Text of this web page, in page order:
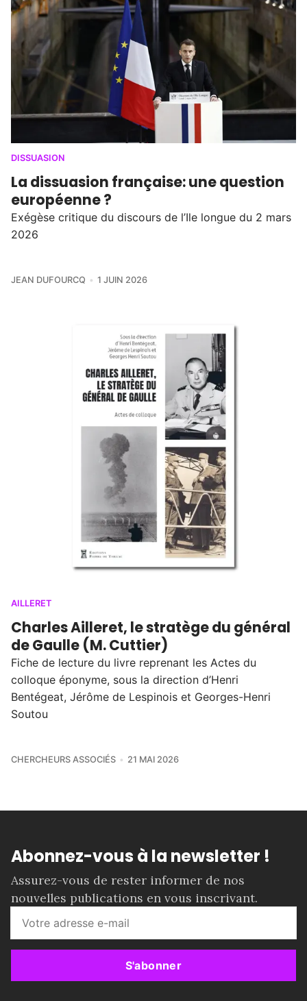
DISSUASION
La dissuasion française: une question
européenne ?
Exégèse critique du discours de l’Ile longue du 2 mars
2026
JEAN DUFOURCQ 1 JUIN 2026
AILLERET
Charles Ailleret, le stratège du général
de Gaulle (M. Cuttier)
Fiche de lecture du livre reprenant les Actes du
colloque éponyme, sous la direction d’Henri
Bentégeat, Jérôme de Lespinois et Georges-Henri
Soutou
CHERCHEURS ASSOCIÉS 21 MAI 2026
Abonnez-vous à la newsletter !
Assurez-vous de rester informer de nos
nouvelles publications en vous inscrivant.
S'abonner